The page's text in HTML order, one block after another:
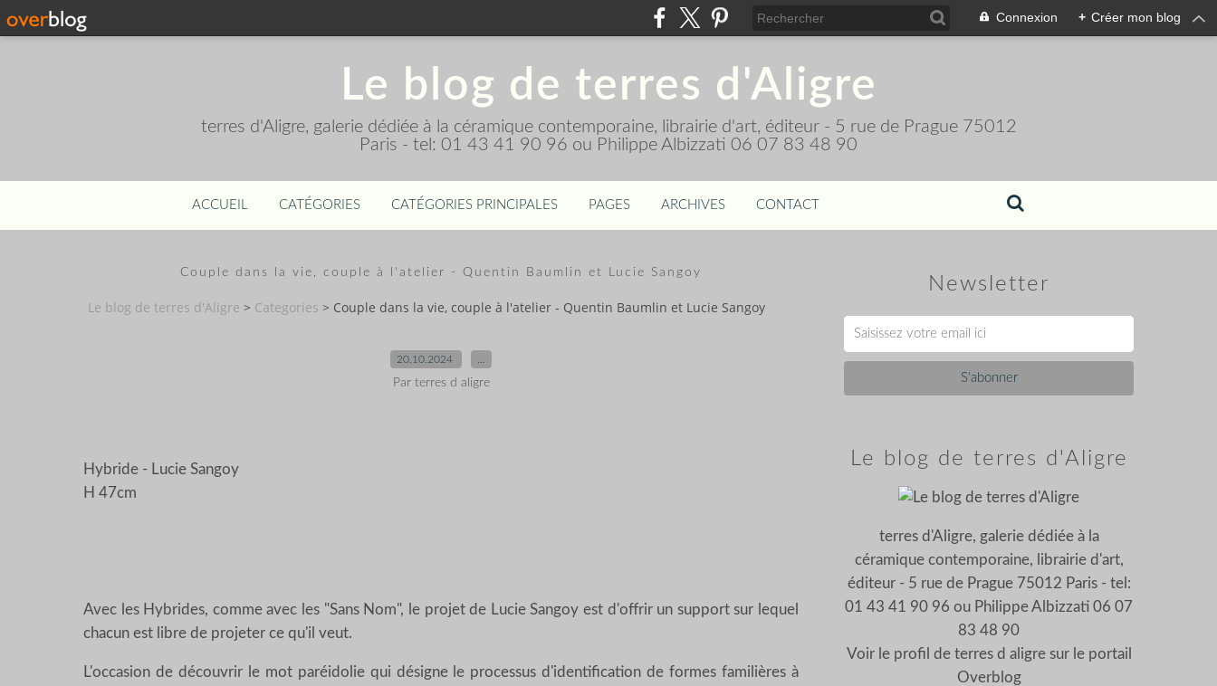
Connexion + Créer mon blog
Le blog de terres d'Aligre
terres d'Aligre, galerie dédiée à la céramique contemporaine, librairie d'art, éditeur - 5 rue de Prague 75012
Paris - tel: 01 43 41 90 96 ou Philippe Albizzati 06 07 83 48 90
ACCUEIL CATÉGORIES CATÉGORIES PRINCIPALES PAGES ARCHIVES CONTACT
Couple dans la vie, couple à l'atelier - Quentin Baumlin et Lucie Sangoy
Le blog de terres d'Aligre > Categories > Couple dans la vie, couple à l'atelier - Quentin Baumlin et Lucie Sangoy
20.10.2024
Par terres d aligre
Hybride - Lucie Sangoy
H 47cm
Avec les Hybrides, comme avec les "Sans Nom", le projet de Lucie Sangoy est d'offrir un support sur lequel
chacun est libre de projeter ce qu'il veut.
L'occasion de découvrir le mot paréidolie qui désigne le processus d'identification de formes familières à
Newsletter
Le blog de terres d'Aligre
terres d'Aligre, galerie dédiée à la
céramique contemporaine, librairie d'art,
éditeur - 5 rue de Prague 75012 Paris - tel:
01 43 41 90 96 ou Philippe Albizzati 06 07
83 48 90
Voir le profil de terres d aligresur le portail
Overblog